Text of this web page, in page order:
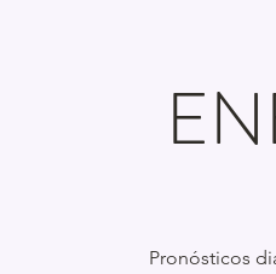
Pronósticos